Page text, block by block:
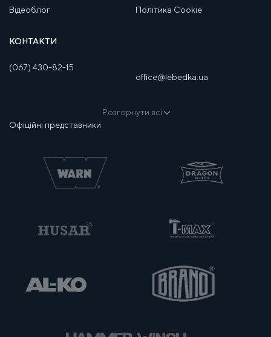
Відеоблог Політика Cookie
КОНТАКТИ
(067) 430-82-15
office@lebedka.ua
Розгорнути всі
Офіційні представники